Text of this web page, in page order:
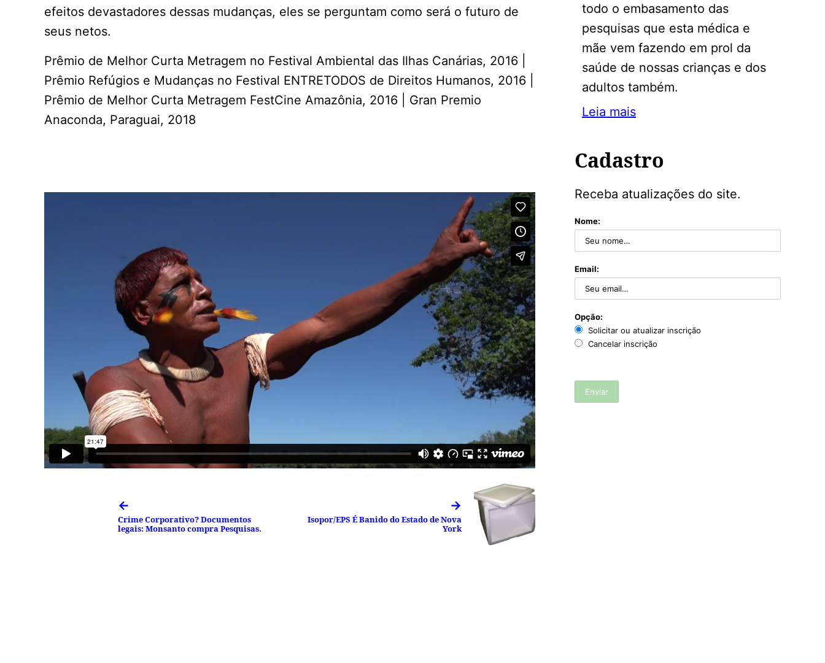
efeitos devastadores dessas mudanças, eles se perguntam como será o futuro de
seus netos.
Prêmio de Melhor Curta Metragem no Festival Ambiental das Ilhas Canárias, 2016 |
Prêmio Refúgios e Mudanças no Festival ENTRETODOS de Direitos Humanos, 2016 |
Prêmio de Melhor Curta Metragem FestCine Amazônia, 2016 | Gran Premio
Anaconda, Paraguai, 2018
←
Crime Corporativo? Documentos
legais: Monsanto compra Pesquisas.
→
Isopor/EPS É Banido do Estado de Nova
York
todo o embasamento das
pesquisas que esta médica e
mãe vem fazendo em prol da
saúde de nossas crianças e dos
adultos também.
Leia mais
Cadastro
Receba atualizações do site.
Nome:
Email:
Opção:
Solicitar ou atualizar inscrição
Cancelar inscrição